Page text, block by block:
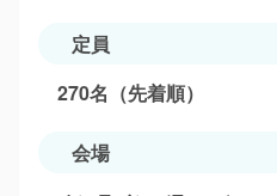
定員
270名（先着順）
会場